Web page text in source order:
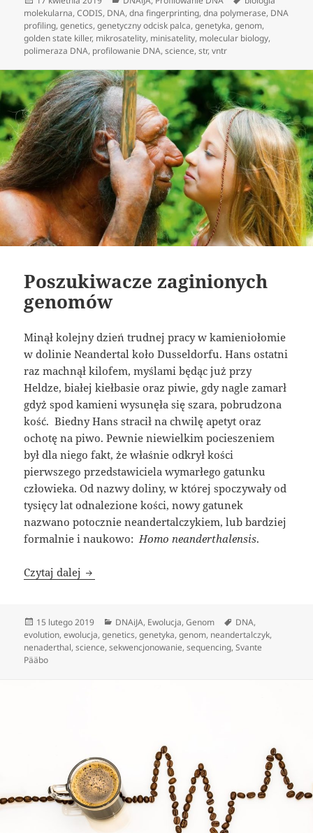
publikacji
molekularna,CODIS, DNA,dna fingerprinting,dna polymerase, DNA
profiling,genetics,genetyczny odcisk palca,genetyka,genom,
golden state killer, mikrosatelity, minisatelity, molecular biology,
polimeraza DNA, profilowanie DNA,science,str,vntr
Poszukiwacze zaginionych
genomów
Minął kolejny dzień trudnej pracy w kamieniołomie
w dolinie Neandertal koło Dusseldorfu. Hans ostatni
raz machnął kilofem, myślami będąc już przy
Heldze, białej kiełbasie oraz piwie, gdy nagle zamarł
gdyż spod kamieni wysunęła się szara, pobrudzona
kość. Biedny Hans stracił na chwilę apetyt oraz
ochotę na piwo. Pewnie niewielkim pocieszeniem
był dla niego fakt, że właśnie odkrył kości
pierwszego przedstawiciela wymarłego gatunku
człowieka. Od nazwy doliny, w której spoczywały od
tysięcy lat odnalezione kości, nowy gatunek
nazwano potocznie neandertalczykiem, lub bardziej
formalnie i naukowo: ​ Homo neanderthalensis.
Czytaj dalej Poszukiwacze zaginionych genomów
Data
publikacji
15 lutego 2019 Kategorie
DNAiJA, Ewolucja,Genom Tagi
DNA,
evolution,ewolucja,genetics,genetyka,genom, neandertalczyk,
nenaderthal,science,sekwencjonowanie,sequencing,Svante
Pääbo